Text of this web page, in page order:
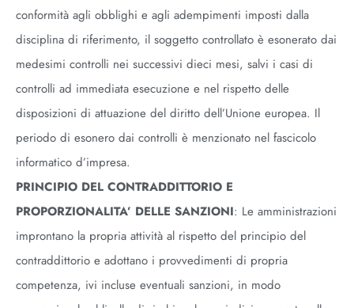
conformità agli obblighi e agli adempimenti imposti dalla
disciplina di riferimento, il soggetto controllato è esonerato dai
medesimi controlli nei successivi dieci mesi, salvi i casi di
controlli ad immediata esecuzione e nel rispetto delle
disposizioni di attuazione del diritto dell’Unione europea. Il
periodo di esonero dai controlli è menzionato nel fascicolo
informatico d’impresa.
PRINCIPIO DEL CONTRADDITTORIO E
PROPORZIONALITA’ DELLE SANZIONI: Le amministrazioni
improntano la propria attività al rispetto del principio del
contraddittorio e adottano i provvedimenti di propria
competenza, ivi incluse eventuali sanzioni, in modo